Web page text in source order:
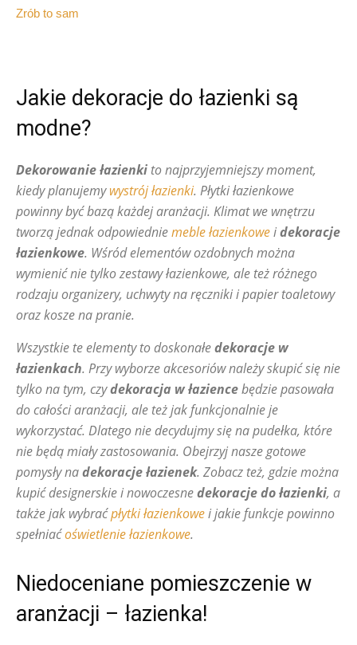
Zrób to sam
Jakie dekoracje do łazienki są
modne?
Dekorowanie łazienki to najprzyjemniejszy moment,
kiedy planujemywystrój łazienki. Płytki łazienkowe
powinny być bazą każdej aranżacji. Klimat we wnętrzu
tworzą jednak odpowiedniemeble łazienkoweidekoracje
łazienkowe. Wśród elementów ozdobnych można
wymienić nie tylko zestawy łazienkowe, ale też różnego
rodzaju organizery, uchwyty na ręczniki i papier toaletowy
oraz kosze na pranie.
Wszystkie te elementy to doskonałedekoracje w
łazienkach. Przy wyborze akcesoriów należy skupić się nie
tylko na tym, czydekoracja w łaziencebędzie pasowała
do całości aranżacji, ale też jak funkcjonalnie je
wykorzystać. Dlatego nie decydujmy się na pudełka, które
nie będą miały zastosowania. Obejrzyj nasze gotowe
pomysły nadekoracje łazienek. Zobacz też, gdzie można
kupić designerskie i nowoczesnedekoracje do łazienki, a
także jak wybraćpłytki łazienkowei jakie funkcje powinno
spełniaćoświetlenie łazienkowe.
Niedoceniane pomieszczenie w
aranżacji – łazienka!